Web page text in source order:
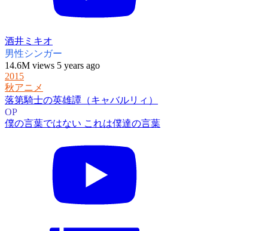
酒井ミキオ
男性シンガー
14.6M views 5 years ago
2015
秋アニメ
落第騎士の英雄譚（キャバルリィ）
OP
僕の言葉ではない これは僕達の言葉